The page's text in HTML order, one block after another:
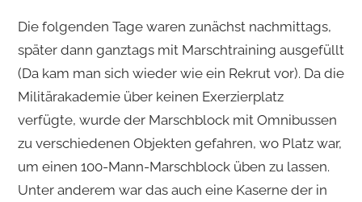
Die folgenden Tage waren zunächst nachmittags,
später dann ganztags mit Marschtraining ausgefüllt
(Da kam man sich wieder wie ein Rekrut vor). Da die
Militärakademie über keinen Exerzierplatz
verfügte, wurde der Marschblock mit Omnibussen
zu verschiedenen Objekten gefahren, wo Platz war,
um einen 100-Mann-Marschblock üben zu lassen.
Unter anderem war das auch eine Kaserne der in